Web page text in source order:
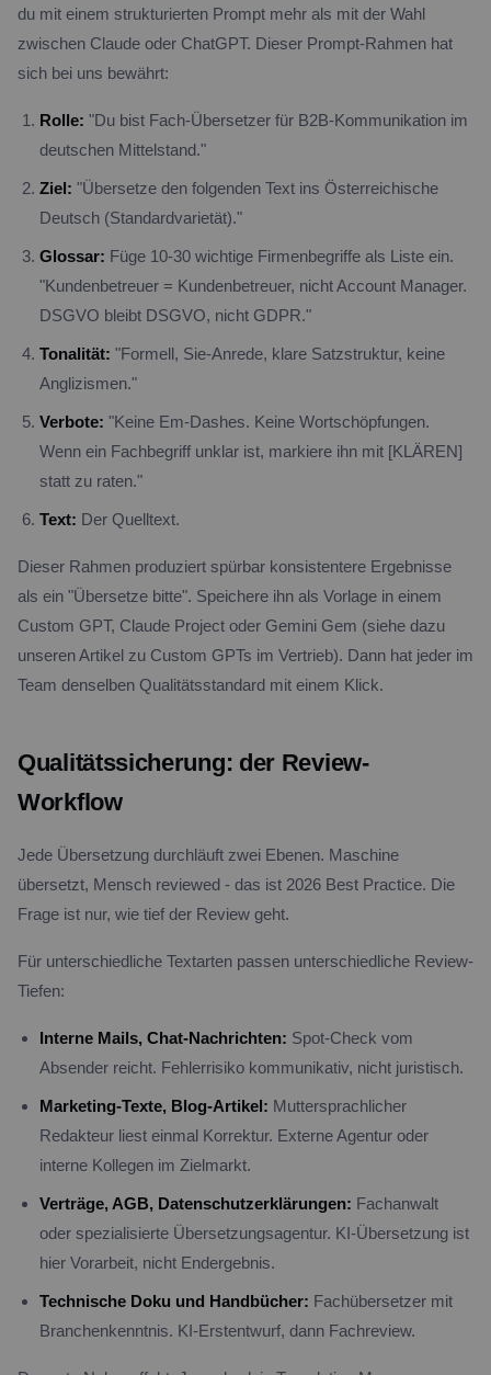
du mit einem strukturierten Prompt mehr als mit der Wahl
zwischen Claude oder ChatGPT. Dieser Prompt-Rahmen hat
sich bei uns bewährt:
Rolle: "Du bist Fach-Übersetzer für B2B-Kommunikation im
deutschen Mittelstand."
Ziel: "Übersetze den folgenden Text ins Österreichische
Deutsch (Standardvarietät)."
Glossar: Füge 10-30 wichtige Firmenbegriffe als Liste ein.
"Kundenbetreuer = Kundenbetreuer, nicht Account Manager.
DSGVO bleibt DSGVO, nicht GDPR."
Tonalität: "Formell, Sie-Anrede, klare Satzstruktur, keine
Anglizismen."
Verbote: "Keine Em-Dashes. Keine Wortschöpfungen.
Wenn ein Fachbegriff unklar ist, markiere ihn mit [KLÄREN]
statt zu raten."
Text: Der Quelltext.
Dieser Rahmen produziert spürbar konsistentere Ergebnisse
als ein "Übersetze bitte". Speichere ihn als Vorlage in einem
Custom GPT, Claude Project oder Gemini Gem (siehe dazu
unseren Artikel zu Custom GPTs im Vertrieb). Dann hat jeder im
Team denselben Qualitätsstandard mit einem Klick.
Qualitätssicherung: der Review-
Workflow
Jede Übersetzung durchläuft zwei Ebenen. Maschine
übersetzt, Mensch reviewed - das ist 2026 Best Practice. Die
Frage ist nur, wie tief der Review geht.
Für unterschiedliche Textarten passen unterschiedliche Review-
Tiefen:
Interne Mails, Chat-Nachrichten: Spot-Check vom
Absender reicht. Fehlerrisiko kommunikativ, nicht juristisch.
Marketing-Texte, Blog-Artikel: Muttersprachlicher
Redakteur liest einmal Korrektur. Externe Agentur oder
interne Kollegen im Zielmarkt.
Verträge, AGB, Datenschutzerklärungen: Fachanwalt
oder spezialisierte Übersetzungsagentur. KI-Übersetzung ist
hier Vorarbeit, nicht Endergebnis.
Technische Doku und Handbücher: Fachübersetzer mit
Branchenkenntnis. KI-Erstentwurf, dann Fachreview.